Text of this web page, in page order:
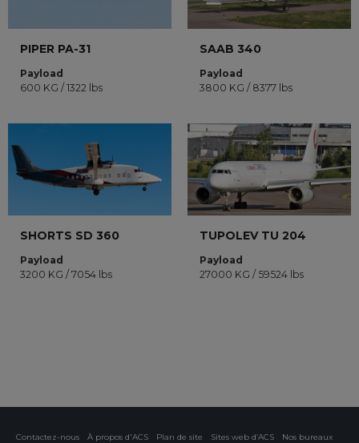
PIPER PA-31
Payload
600 KG / 1322 lbs
SAAB 340
Payload
3800 KG / 8377 lbs
SHORTS SD 360
Payload
3200 KG / 7054 lbs
TUPOLEV TU 204
Payload
27000 KG / 59524 lbs
Contactez-nous À propos d'ACS Plan de site Sites web d’ACS
Nos bureaux